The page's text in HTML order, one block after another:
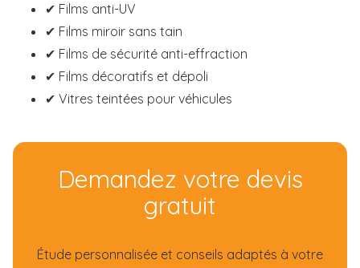
✔ Films anti-UV
✔ Films miroir sans tain
✔ Films de sécurité anti-effraction
✔ Films décoratifs et dépoli
✔ Vitres teintées pour véhicules
Demandez votre devis
gratuit
Étude personnalisée et conseils adaptés à votre